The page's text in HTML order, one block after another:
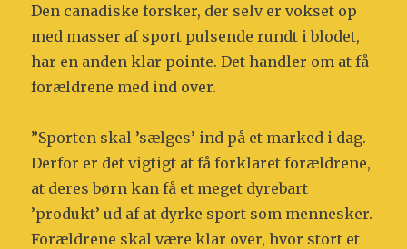
Den canadiske forsker, der selv er vokset op
med masser af sport pulsende rundt i blodet,
har en anden klar pointe. Det handler om at få
forældrene med ind over.
”Sporten skal ’sælges’ ind på et marked i dag.
Derfor er det vigtigt at få forklaret forældrene,
at deres børn kan få et meget dyrebart
’produkt’ ud af at dyrke sport som mennesker.
Forældrene skal være klar over, hvor stort et